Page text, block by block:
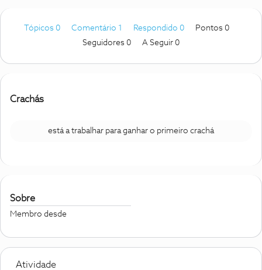
Tópicos 0 Comentário 1 Respondido 0
Pontos 0
Seguidores 0 A Seguir 0
Crachás
está a trabalhar para ganhar o primeiro crachá
Sobre
Membro desde
Atividade